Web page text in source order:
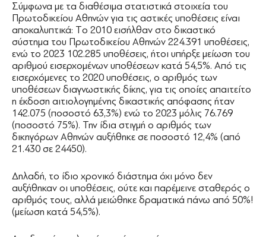
Σύμφωνα με τα διαθέσιμα στατιστικά στοιχεία του
Πρωτοδικείου Αθηνών για τις αστικές υποθέσεις είναι
αποκαλυπτικά: Tο 2010 εισήλθαν στο δικαστικό
σύστημα του Πρωτοδικείου Αθηνών 224.391 υποθέσεις,
ενώ το 2023 102.285 υποθέσεις, ήτοι υπήρξε μείωση του
αριθμού εισερχομένων υποθέσεων κατά 54,5%. Από τις
εισερχόμενες το 2020 υποθέσεις, ο αριθμός των
υποθέσεων διαγνωστικής δίκης, για τις οποίες απαιτείτο
η έκδοση αιτιολογημένης δικαστικής απόφασης ήταν
142.075 (ποσοστό 63,3%) ενώ το 2023 μόλις 76.769
(ποσοστό 75%). Την ίδια στιγμή ο αριθμός των
δικηγόρων Αθηνών αυξήθηκε σε ποσοστό 12,4% (από
21.430 σε 24450).
Δηλαδή, το ίδιο χρονικό διάστημα όχι μόνο δεν
αυξήθηκαν οι υποθέσεις, ούτε και παρέμεινε σταθερός ο
αριθμός τους, αλλά μειώθηκε δραματικά πάνω από 50%!
(μείωση κατά 54,5%).